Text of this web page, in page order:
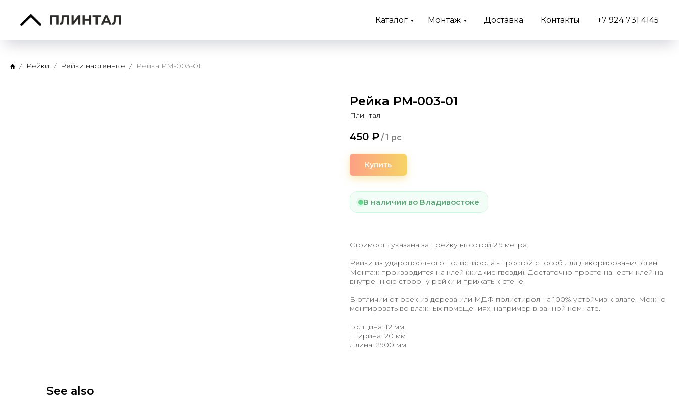
Каталог Монтаж Доставка Контакты +7 924 731 4145
Рейки Рейки настенные Рейка PM-003-01
Рейка PM-003-01
Плинтал
450 ₽/1 pc
Купить
В наличии во Владивостоке
Стоимость указана за 1 рейку высотой 2,9 метра.
Рейки из ударопрочного полистирола - простой способ для декорирования стен.
Монтаж производится на клей (жидкие гвозди). Достаточно просто нанести клей на
внутреннюю сторону рейки и прижать к стене.
В отличии от реек из дерева или МДФ полистирол на 100% устойчив к влаге. Можно
монтировать во влажных помещениях, например в ванной комнате.
Толщина: 12 мм.
Ширина: 20 мм.
Длина: 2900 мм.
See also